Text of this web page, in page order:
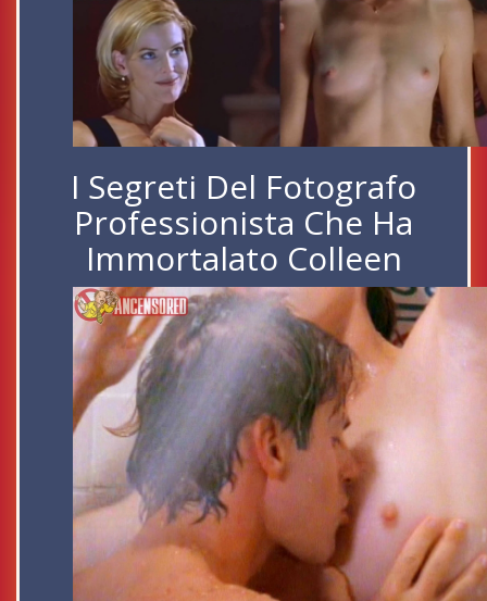
I Segreti Del Fotografo
Professionista Che Ha
Immortalato Colleen